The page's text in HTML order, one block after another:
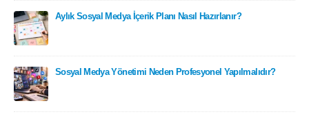
Aylık Sosyal Medya İçerik Planı Nasıl Hazırlanır?
Sosyal Medya Yönetimi Neden Profesyonel Yapılmalıdır?